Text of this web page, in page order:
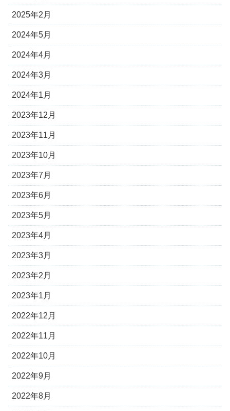
2025年2月
2024年5月
2024年4月
2024年3月
2024年1月
2023年12月
2023年11月
2023年10月
2023年7月
2023年6月
2023年5月
2023年4月
2023年3月
2023年2月
2023年1月
2022年12月
2022年11月
2022年10月
2022年9月
2022年8月